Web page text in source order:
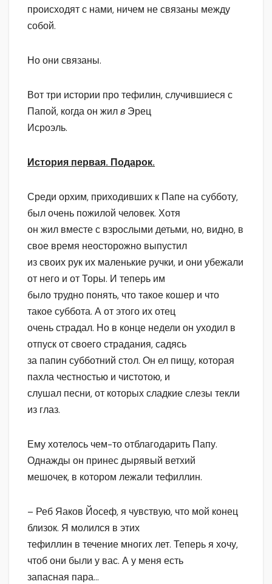
происходят с нами, ничем не связаны между
собой.
Но они связаны.
Вот три истории про тефилин, случившиеся с
Папой, когда он жилв Эрец
Исроэль.
История первая. Подарок.
Среди орхим, приходивших к Папе на субботу,
был очень пожилой человек. Хотя
он жил вместе с взрослыми детьми, но, видно, в
свое время неосторожно выпустил
из своих рук их маленькие ручки, и они убежали
от него и от Торы. И теперь им
было трудно понять, что такое кошер и что
такое суббота. А от этого их отец
очень страдал. Но в конце недели он уходил в
отпуск от своего страдания, садясь
за папин субботний стол. Он ел пищу, которая
пахла честностью и чистотою, и
слушал песни, от которых сладкие слезы текли
из глаз.
Ему хотелось чем-то отблагодарить Папу.
Однажды он принес дырявый ветхий
мешочек, в котором лежали тефиллин.
– Реб Яаков Йосеф, я чувствую, что мой конец
близок. Я молился в этих
тефиллин в течение многих лет. Теперь я хочу,
чтоб они были у вас. А у меня есть
запасная пара…